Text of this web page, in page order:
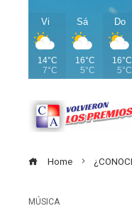
Vi
14°C
7°C
Sá
16°C
5°C
Do
16°C
5°C
Home
MÚSICA